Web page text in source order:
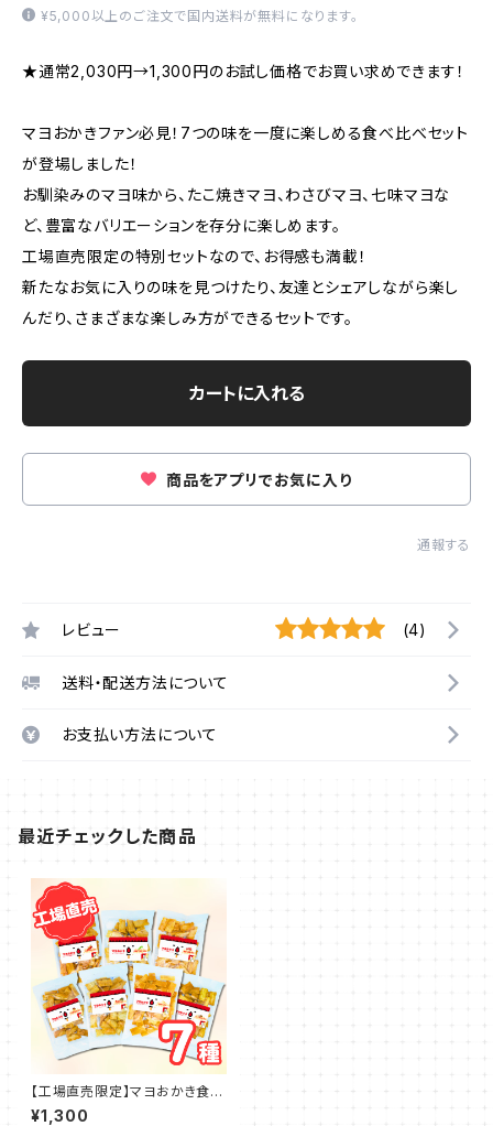
¥5,000以上のご注文で国内送料が無料になります。
★通常2,030円→1,300円のお試し価格でお買い求めできます！
マヨおかきファン必見！7つの味を一度に楽しめる食べ比べセット
が登場しました！
お馴染みのマヨ味から、たこ焼きマヨ、わさびマヨ、七味マヨな
ど、豊富なバリエーションを存分に楽しめます。
工場直売限定の特別セットなので、お得感も満載！
新たなお気に入りの味を見つけたり、友達とシェアしながら楽し
んだり、さまざまな楽しみ方ができるセットです。
カートに入れる
商品をアプリでお気に入り
通報する
レビュー (4)
送料・配送方法について
お支払い方法について
最近チェックした商品
【工場直売限定】マヨおかき食べ
比べセット
¥1,300